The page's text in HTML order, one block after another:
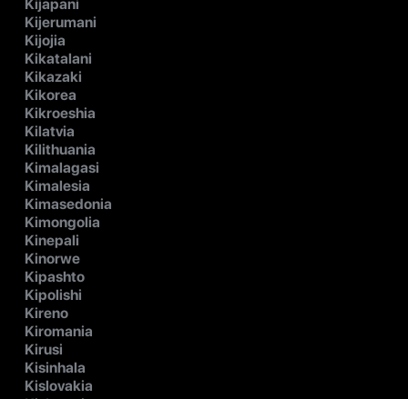
Kijapani
Kijerumani
Kijojia
Kikatalani
Kikazaki
Kikorea
Kikroeshia
Kilatvia
Kilithuania
Kimalagasi
Kimalesia
Kimasedonia
Kimongolia
Kinepali
Kinorwe
Kipashto
Kipolishi
Kireno
Kiromania
Kirusi
Kisinhala
Kislovakia